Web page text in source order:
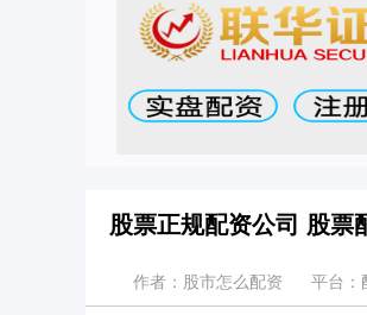
股票正规配资公司 股票
作者：股市怎么配资 平台：